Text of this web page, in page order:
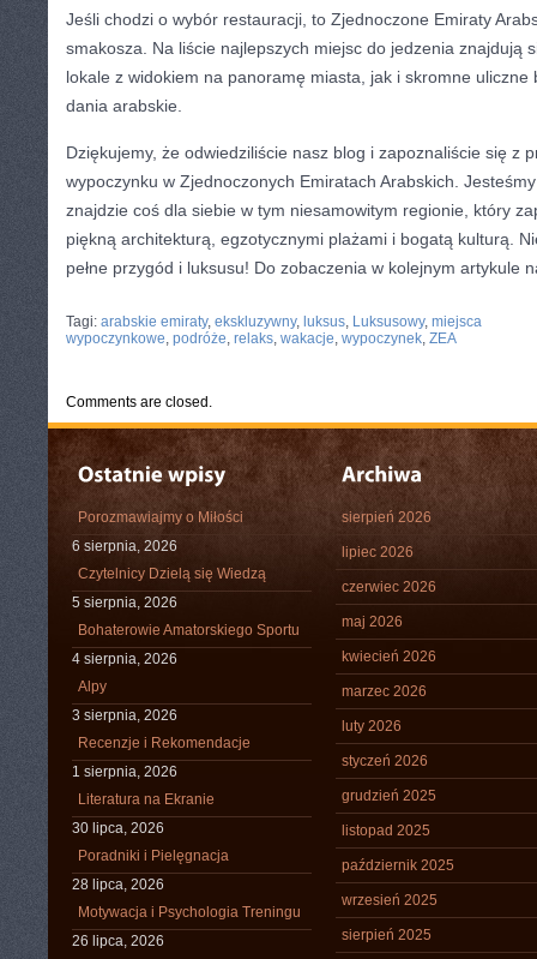
Jeśli chodzi o wybór​ restauracji, to Zjednoczone Emiraty
smakosza. Na liście najlepszych miejsc do jedzenia znajdują
lokale z widokiem na panoramę miasta, jak i skromne⁤
dania arabskie.
Dziękujemy, że‌ odwiedziliście nasz blog‍ i zapoznaliście ​się z
wypoczynku w Zjednoczonych Emiratach Arabskich.
znajdzie coś dla siebie w tym niesamowitym regionie, który
piękną architekturą,​ egzotycznymi plażami i bogatą kulturą.
pełne przygód i luksusu! Do zobaczenia w kolejnym artykule
Tagi: arabskie emiraty, ekskluzywny, luksus, Luksusowy, miejsca
wypoczynkowe, podróże, relaks, wakacje, wypoczynek, ZEA
Comments are closed.
Porozmawiajmy o Miłości
6 sierpnia, 2026
Czytelnicy Dzielą się Wiedzą
5 sierpnia, 2026
Bohaterowie Amatorskiego Sportu
4 sierpnia, 2026
Alpy
3 sierpnia, 2026
Recenzje i Rekomendacje
1 sierpnia, 2026
Literatura na Ekranie
30 lipca, 2026
Poradniki i Pielęgnacja
28 lipca, 2026
Motywacja i Psychologia Treningu
26 lipca, 2026
sierpień 2026
lipiec 2026
czerwiec 2026
maj 2026
kwiecień 2026
marzec 2026
luty 2026
styczeń 2026
grudzień 2025
listopad 2025
październik 2025
wrzesień 2025
sierpień 2025